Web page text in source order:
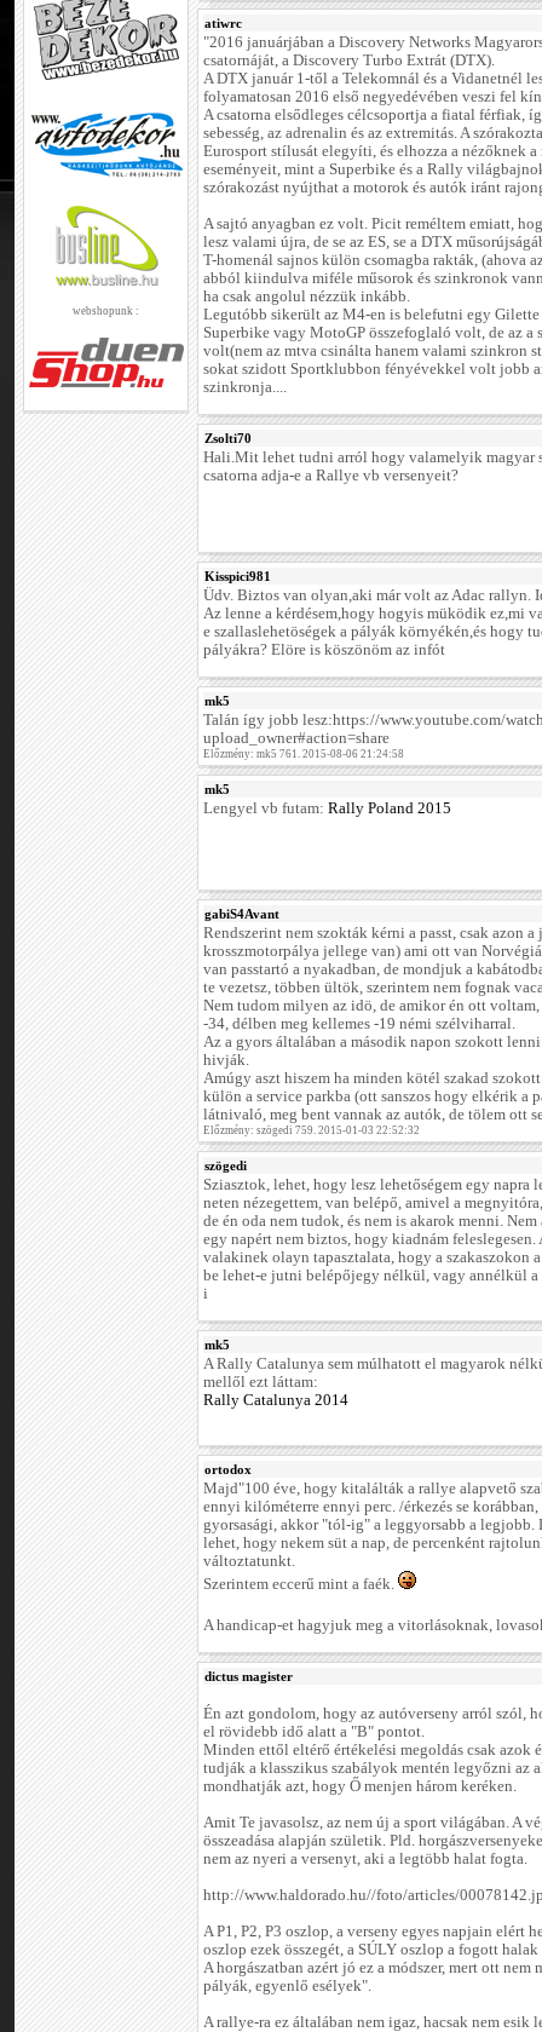
webshopunk :
atiwrc
"2016 januárjában a Discovery Networks
csatornáját, a Discovery Turbo Extrát (DTX).
A DTX január 1-től a Telekomnál és a Vidanetnél
folyamatosan 2016 első negyedévében veszi fel
A csatorna elsődleges célcsoportja a fiatal férfiak,
sebesség, az adrenalin és az extremitás. A
Eurosport stílusát elegyíti, és elhozza a nézőknek
eseményeit, mint a Superbike és a Rally
szórakozást nyújthat a motorok és autók iránt
A sajtó anyagban ez volt. Picit reméltem emiatt,
lesz valami újra, de se az ES, se a DTX
T-homenál sajnos külön csomagba rakták, (ahova
abból kiindulva miféle műsorok és szinkronok
ha csak angolul nézzük inkább.
Legutóbb sikerült az M4-en is belefutni egy
Superbike vagy MotoGP összefoglaló volt, de az a
volt(nem az mtva csinálta hanem valami szinkron
sokat szidott Sportklubbon fényévekkel volt jobb
szinkronja....
Zsolti70
Hali.Mit lehet tudni arról hogy valamelyik magyar
csatorna adja-e a Rallye vb versenyeit?
Kisspici981
Üdv. Biztos van olyan,aki már volt az Adac rallyn.
Az lenne a kérdésem,hogy hogyis müködik ez,mi
e szallaslehetöségek a pályák környékén,és hogy
pályákra? Elöre is köszönöm az infót
mk5
Talán így jobb lesz:https://www.youtube.com/
upload_owner#action=share
Előzmény: mk5 761. 2015-08-06 21:24:58
mk5
Lengyel vb futam: Rally Poland 2015
gabiS4Avant
Rendszerint nem szokták kérni a passt, csak azon
krosszmotorpálya jellege van) ami ott van
van passtartó a nyakadban, de mondjuk a
te vezetsz, többen ültök, szerintem nem fognak
Nem tudom milyen az idö, de amikor én ott
-34, délben meg kellemes -19 némi szélviharral.
Az a gyors általában a második napon szokott
hivják.
Amúgy aszt hiszem ha minden kötél szakad
külön a service parkba (ott sanszos hogy elkérik a
látnivaló, meg bent vannak az autók, de tölem ott
Előzmény: szögedi 759. 2015-01-03 22:52:32
szögedi
Sziasztok, lehet, hogy lesz lehetőségem egy napra
neten nézegettem, van belépő, amivel a
de én oda nem tudok, és nem is akarok menni.
egy napért nem biztos, hogy kiadnám
valakinek olayn tapasztalata, hogy a szakaszokon
be lehet-e jutni belépőjegy nélkül, vagy annélkül
i
mk5
A Rally Catalunya sem múlhatott el magyarok
mellől ezt láttam:
Rally Catalunya 2014
ortodox
Majd"100 éve, hogy kitalálták a rallye alapvető
ennyi kilóméterre ennyi perc. /érkezés se
gyorsasági, akkor "tól-ig" a leggyorsabb a legjobb.
lehet, hogy nekem süt a nap, de percenként
változtatunkt.
Szerintem eccerű mint a faék.
A handicap-et hagyjuk meg a vitorlásoknak,
dictus magister
Én azt gondolom, hogy az autóverseny arról szól,
el rövidebb idő alatt a "B" pontot.
Minden ettől eltérő értékelési megoldás csak azok
tudják a klasszikus szabályok mentén legyőzni az
mondhatják azt, hogy Ő menjen három keréken.
Amit Te javasolsz, az nem új a sport világában. A
összeadása alapján születik. Pld.
nem az nyeri a versenyt, aki a legtöbb halat fogta.
http://www.haldorado.hu//foto/articles/
A P1, P2, P3 oszlop, a verseny egyes napjain elért
oszlop ezek összegét, a SÚLY oszlop a fogott
A horgászatban azért jó ez a módszer, mert ott
pályák, egyenlő esélyek".
A rallye-ra ez általában nem igaz, hacsak nem esik